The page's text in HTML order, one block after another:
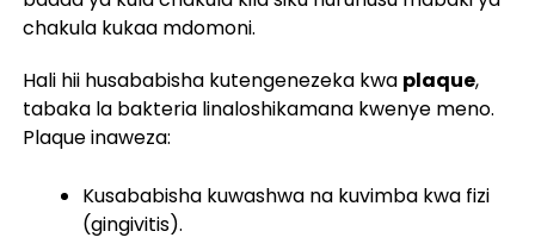
chakula kukaa mdomoni.
Hali hii husababisha kutengenezeka kwa plaque,
tabaka la bakteria linaloshikamana kwenye meno.
Plaque inaweza:
Kusababisha kuwashwa na kuvimba kwa fizi
(gingivitis).